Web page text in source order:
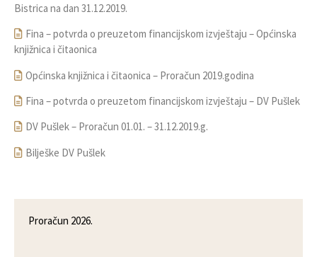
Bistrica na dan 31.12.2019.
Fina – potvrda o preuzetom financijskom izvještaju – Općinska
knjižnica i čitaonica
Općinska knjižnica i čitaonica – Proračun 2019.godina
Fina – potvrda o preuzetom financijskom izvještaju – DV Pušlek
DV Pušlek – Proračun 01.01. – 31.12.2019.g.
Bilješke DV Pušlek
Proračun 2026.